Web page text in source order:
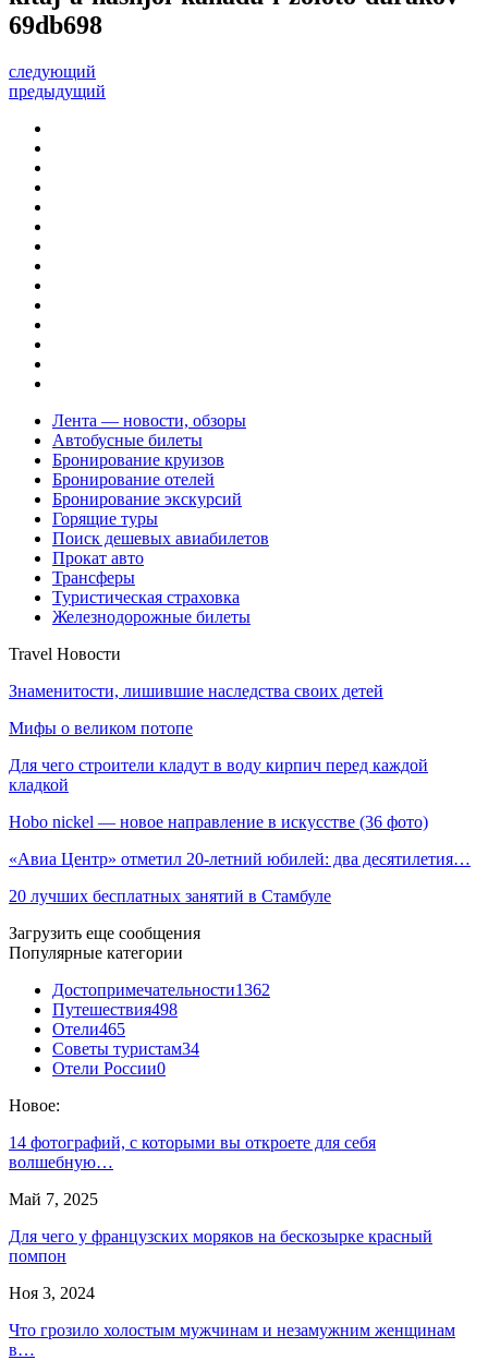
69db698
следующий
предыдущий
Лента — новости, обзоры
Автобусные билеты
Бронирование круизов
Бронирование отелей
Бронирование экскурсий
Горящие туры
Поиск дешевых авиабилетов
Прокат авто
Трансферы
Туристическая страховка
Железнодорожные билеты
Travel Новости
Знаменитости, лишившие наследства своих детей
Мифы о великом потопе
Для чего строители кладут в воду кирпич перед каждой
кладкой
Hobo nickel — новое направление в искусстве (36 фото)
«Авиа Центр» отметил 20-летний юбилей: два десятилетия…
20 лучших бесплатных занятий в Стамбуле
Загрузить еще сообщения
Популярные категории
Достопримечательности1362
Путешествия498
Отели465
Советы туристам34
Отели России0
Новое:
14 фотографий, с которыми вы откроете для себя
волшебную…
Май 7, 2025
Для чего у французских моряков на бескозырке красный
помпон
Ноя 3, 2024
Что грозило холостым мужчинам и незамужним женщинам
в…